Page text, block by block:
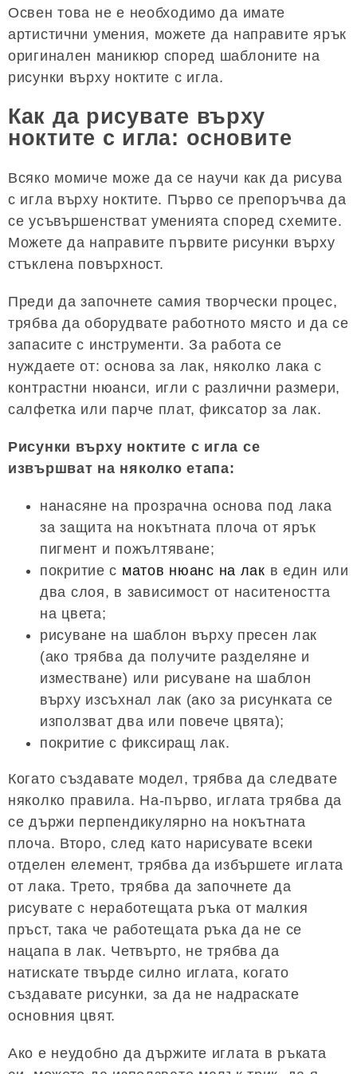
Освен това не е необходимо да имате
артистични умения, можете да направите ярък
оригинален маникюр според шаблоните на
рисунки върху ноктите с игла.
Как да рисувате върху
ноктите с игла: основите
Всяко момиче може да се научи как да рисува
с игла върху ноктите. Първо се препоръчва да
се усъвършенстват уменията според схемите.
Можете да направите първите рисунки върху
стъклена повърхност.
Преди да започнете самия творчески процес,
трябва да оборудвате работното място и да се
запасите с инструменти. За работа се
нуждаете от: основа за лак, няколко лака с
контрастни нюанси, игли с различни размери,
салфетка или парче плат, фиксатор за лак.
Рисунки върху ноктите с игла се
извършват на няколко етапа:
нанасяне на прозрачна основа под лака
за защита на нокътната плоча от ярък
пигмент и пожълтяване;
покритие с матов нюанс на лак в един или
два слоя, в зависимост от наситеността
на цвета;
рисуване на шаблон върху пресен лак
(ако трябва да получите разделяне и
изместване) или рисуване на шаблон
върху изсъхнал лак (ако за рисунката се
използват два или повече цвята);
покритие с фиксиращ лак.
Когато създавате модел, трябва да следвате
няколко правила. На-първо, иглата трябва да
се държи перпендикулярно на нокътната
плоча. Второ, след като нарисувате всеки
отделен елемент, трябва да избършете иглата
от лака. Трето, трябва да започнете да
рисувате с неработещата ръка от малкия
пръст, така че работещата ръка да не се
нацапа в лак. Четвърто, не трябва да
натискате твърде силно иглата, когато
създавате рисунки, за да не надраскате
основния цвят.
Ако е неудобно да държите иглата в ръката